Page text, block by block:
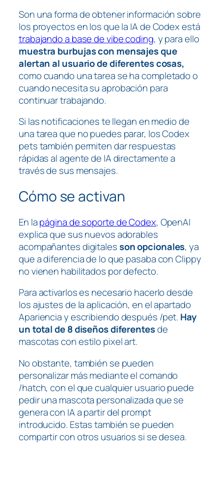
Son una forma de obtener información sobre
los proyectos en los que la IA de Codex está
trabajando a base devibe coding, y para ello
muestra burbujas con mensajes que
alertan al usuario de diferentes cosas,
como cuando una tarea se ha completado o
cuando necesita su aprobación para
continuar trabajando.
Si las notificaciones te llegan en medio de
una tarea que no puedes parar, los Codex
pets también permiten dar respuestas
rápidas al agente de IA directamente a
través de sus mensajes.
Cómo se activan
En lapágina de soporte de Codex, OpenAI
explica que sus nuevos adorables
acompañantes digitalesson opcionales, ya
que a diferencia de lo que pasaba con Clippy
no vienen habilitados por defecto.
Para activarlos es necesario hacerlo desde
los ajustes de la aplicación, en el apartado
Aparienciay escribiendo después /pet. Hay
un total de 8 diseños diferentesde
mascotas con estilo pixel art.
No obstante, también se pueden
personalizar más mediante el comando
/hatch, con el que cualquier usuario puede
pedir una mascota personalizada que se
genera con IA a partir del prompt
introducido. Estas también se pueden
compartir con otros usuarios si se desea.